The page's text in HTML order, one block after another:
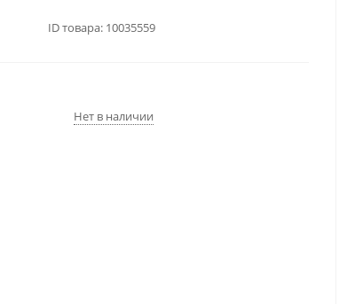
ID товара: 10035559
Нет в наличии